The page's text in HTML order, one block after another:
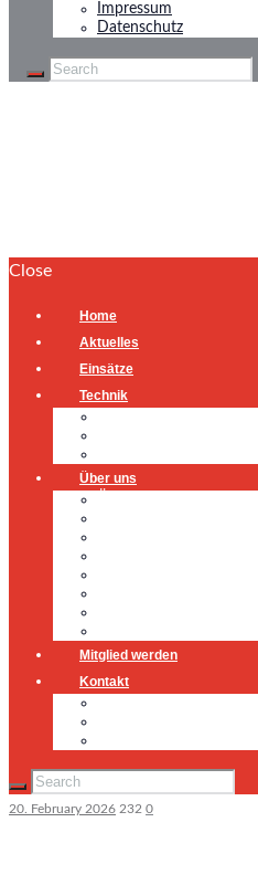
Impressum
Datenschutz
Close
Home
Aktuelles
Einsätze
Technik
Über uns
Mitglied werden
Kontakt
20. February 2026 232 0